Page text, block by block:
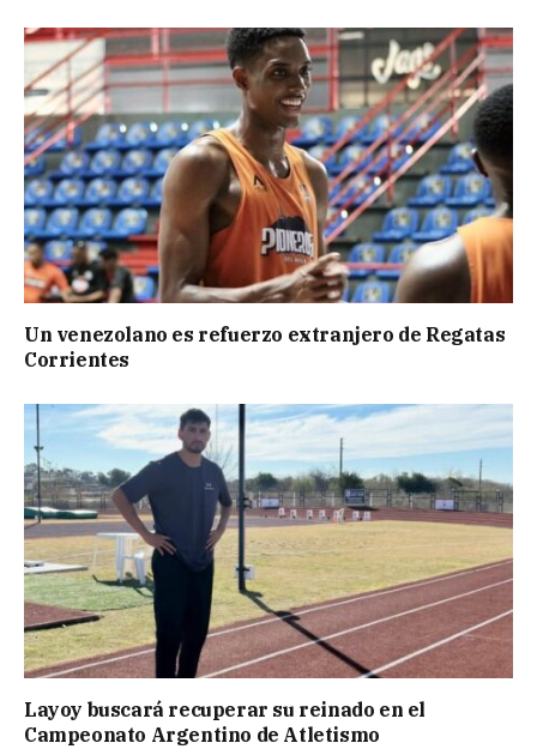
Un venezolano es refuerzo extranjero de Regatas
Corrientes
Layoy buscará recuperar su reinado en el
Campeonato Argentino de Atletismo